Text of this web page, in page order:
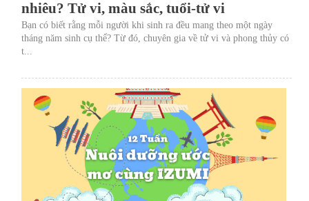
nhiêu? Tử vi, màu sắc, tuổi-tử vi
Bạn có biết rằng mỗi người khi sinh ra đều mang theo một ngày
tháng năm sinh cụ thể? Từ đó, chuyên gia về tử vi và phong thủy có
t...